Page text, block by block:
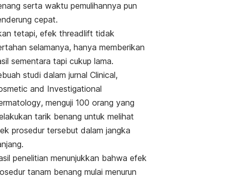
serta waktu pemulihannya pun
cepat.
tetapi, efek threadlift tidak
selamanya, hanya memberikan
sementara tapi cukup lama.
studi dalam jurnal Clinical,
and Investigational
, menguji 100 orang yang
tarik benang untuk melihat
prosedur tersebut dalam jangka
penelitian menunjukkan bahwa efek
tanam benang mulai menurun